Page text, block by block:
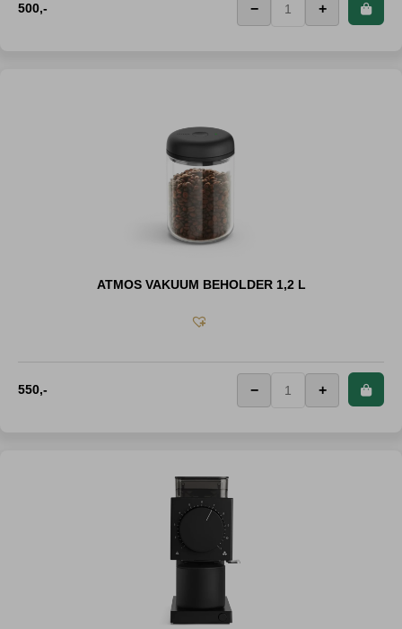
500,- − +
ATMOS VAKUUM BEHOLDER 1,2 L
550,- − +